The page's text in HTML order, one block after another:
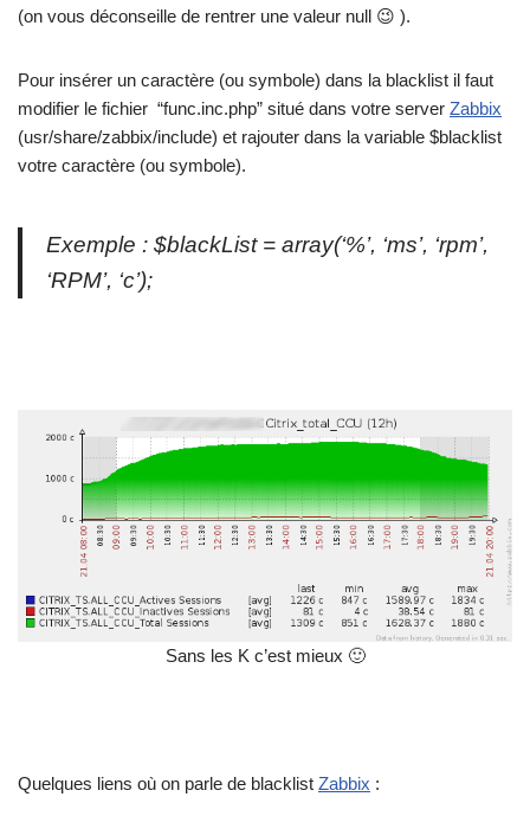
(on vous déconseille de rentrer une valeur null 😉 ).
Pour insérer un caractère (ou symbole) dans la blacklist il faut
modifier le fichier “func.inc.php” situé dans votre server Zabbix
(usr/share/zabbix/include) et rajouter dans la variable $blacklist
votre caractère (ou symbole).
Exemple : $blackList = array(‘%’, ‘ms’, ‘rpm’,
‘RPM’, ‘c’);
Sans les K c’est mieux 🙂
Quelques liens où on parle de blacklist Zabbix :